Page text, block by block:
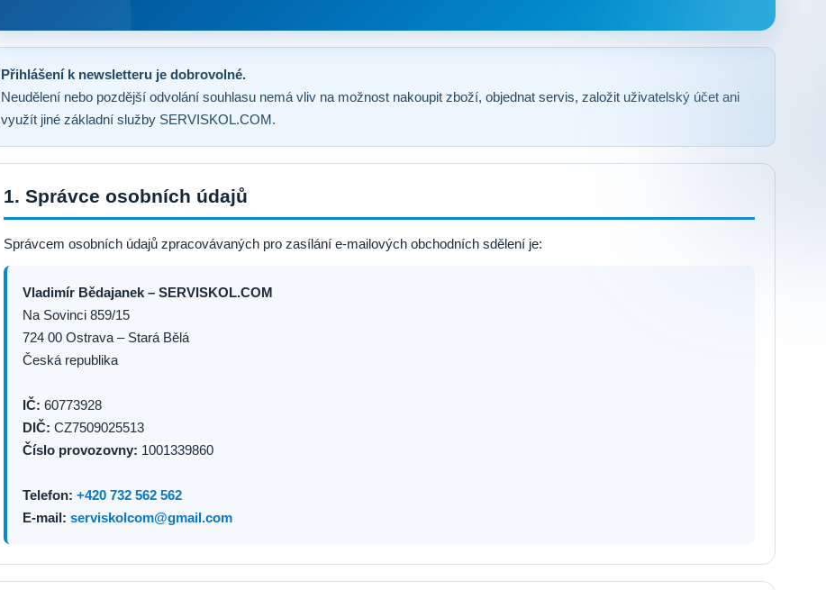
Přihlášení k newsletteru je dobrovolné.
Neudělení nebo pozdější odvolání souhlasu nemá vliv na možnost nakoupit zboží, objednat servis, založit uživatelský účet ani
využít jiné základní služby SERVISKOL.COM.
1. Správce osobních údajů
Správcem osobních údajů zpracovávaných pro zasílání e-mailových obchodních sdělení je:
Vladimír Bědajanek – SERVISKOL.COM
Na Sovinci 859/15
724 00 Ostrava – Stará Bělá
Česká republika
IČ: 60773928
DIČ: CZ7509025513
Číslo provozovny: 1001339860
Telefon: +420 732 562 562
E-mail: serviskolcom@gmail.com